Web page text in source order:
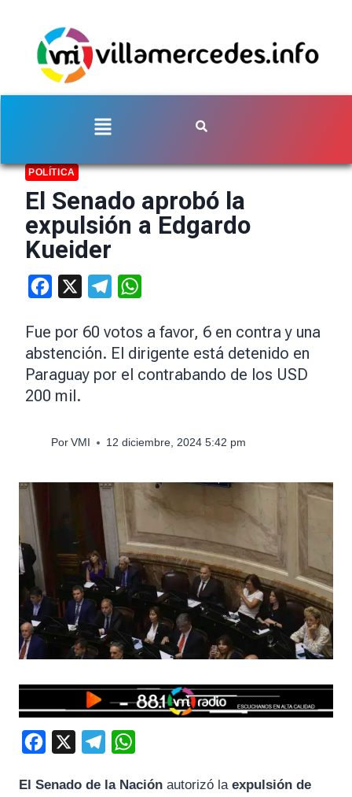
POLÍTICA
El Senado aprobó la
expulsión a Edgardo
Kueider
Facebook Telegram
Fue por 60 votos a favor, 6 en contra y una
abstención. El dirigente está detenido en
Paraguay por el contrabando de los USD
200 mil.
Por VMI 12 diciembre, 2024 5:42 pm
c
l
a
El Senado de la Nación autorizó la expulsión de